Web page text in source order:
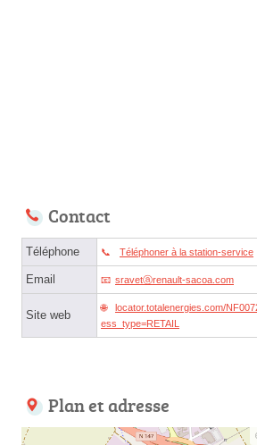
Contact
Téléphone Téléphoner à la station-service
Email sravetⓐrenault-sacoa.com
Site web
locator.totalenergies.com/
ess_type=RETAIL
Plan et adresse